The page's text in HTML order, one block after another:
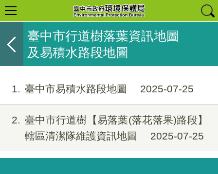
臺中市行道樹落葉資訊地圖
及易積水路段地圖
1 臺中市易積水路段地圖 2025-07-25
2
臺中市行道樹【易落葉(落花落果)路段】
轄區清潔隊維護資訊地圖
2025-07-25